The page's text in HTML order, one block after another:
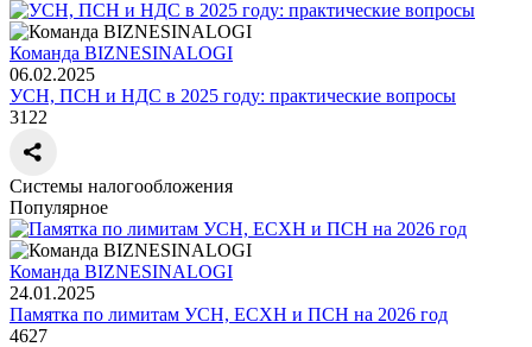
Команда BIZNESINALOGI
06.02.2025
УСН, ПСН и НДС в 2025 году: практические вопросы
3122
Системы налогообложения
Популярное
Команда BIZNESINALOGI
24.01.2025
Памятка по лимитам УСН, ЕСХН и ПСН на 2026 год
4627